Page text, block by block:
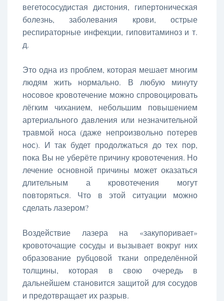
вегетососудистая дистония, гипертоническая
болезнь, заболевания крови, острые
респираторные инфекции, гиповитаминоз и т.
д.
Это одна из проблем, которая мешает многим
людям жить нормально. В любую минуту
носовое кровотечение можно спровоцировать
лёгким чиханием, небольшим повышением
артериального давления или незначительной
травмой носа (даже непроизвольно потерев
нос). И так будет продолжаться до тех пор,
пока Вы не уберёте причину кровотечения. Но
лечение основной причины может оказаться
длительным а кровотечения могут
повторяться. Что в этой ситуации можно
сделать лазером?
Воздействие лазера на «закупоривает»
кровоточащие сосуды и вызывает вокруг них
образование рубцовой ткани определённой
толщины, которая в свою очередь в
дальнейшем становится защитой для сосудов
и предотвращает их разрыв.